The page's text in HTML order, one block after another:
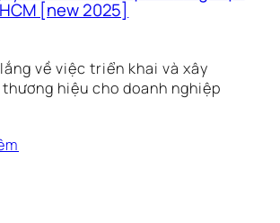
[new 2025]
về việc triển khai và xây
hiệu cho doanh nghiệp